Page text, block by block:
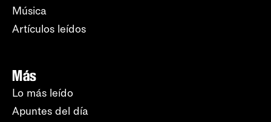
Música
Artículos leídos
Más
Lo más leído
Apuntes del día